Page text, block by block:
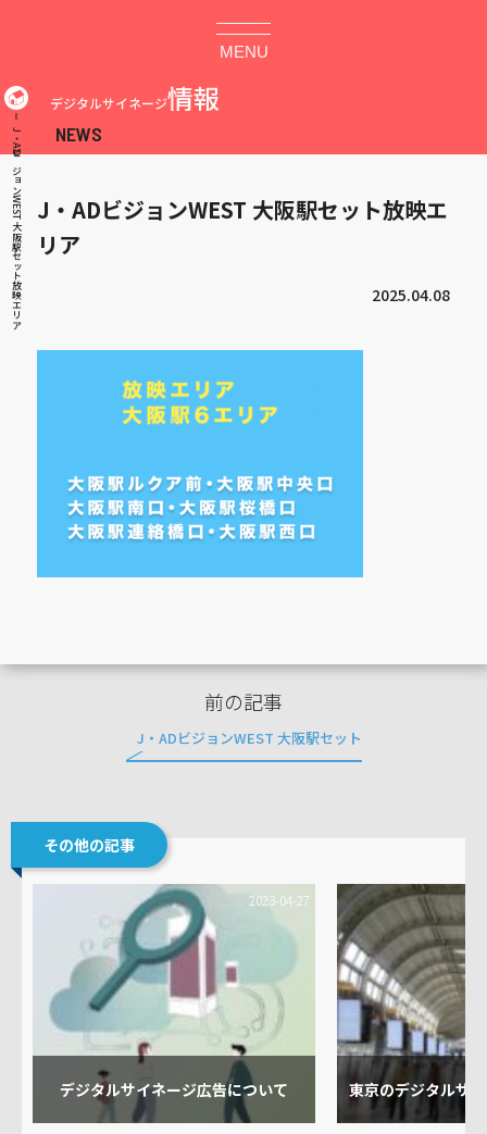
MENU
J・ADビジョンWEST 大阪駅セット放映エリア
デジタルサイネージ情報
J・ADビジョンWEST 大阪駅セット放映エ
リア
2025.04.08
前の記事
J・ADビジョンWEST 大阪駅セット
その他の記事
デジタルサイネージ広告について
2023-04-27
東京のデジタルサ